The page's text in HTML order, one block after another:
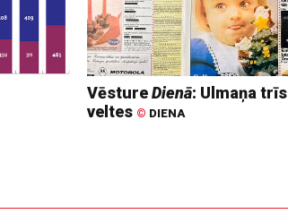
VēstureDienā: Ulmaņa trīs
veltes © DIENA